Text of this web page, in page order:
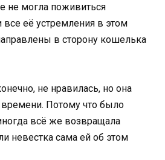
не могла поживиться
её устремления в этом
в сторону кошелька
не нравилась, но она
Потому что было
всё же возвращала
невестка сама ей об этом